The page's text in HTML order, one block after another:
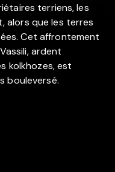
terriens, les
alors que les terres
Cet affrontement
ardent
kolkhozes, est
bouleversé.